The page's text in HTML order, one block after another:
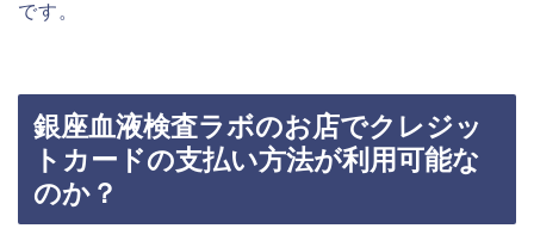
です。
銀座血液検査ラボのお店でクレジッ
トカードの支払い方法が利用可能な
のか？